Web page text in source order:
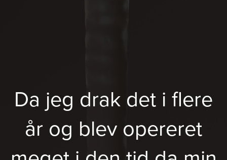
Da jeg drak det i flere
år og blev opereret